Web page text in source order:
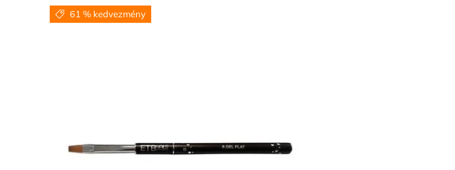
61 % kedvezmény